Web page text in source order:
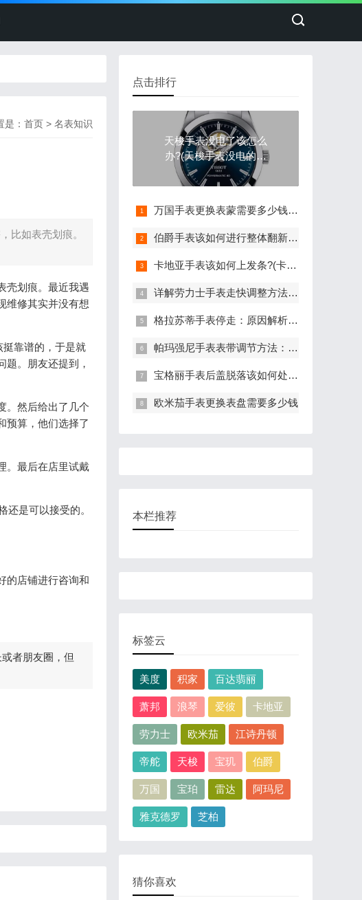
： 首页 > 名表知识
比如表壳划痕。
壳划痕。最近我遇
维修其实并没有想
挺靠谱的，于是就
。朋友还提到，
。然后给出了几个
预算，他们选择了
。最后在店里试戴
是可以接受的。
的店铺进行咨询和
者朋友圈，但
点击排行
天梭手表没电了该怎么
办?(天梭手表没电的处
理方法)
万国手表更换表蒙需要多少钱(详细解析万国手表更换表蒙的费用)
伯爵手表该如何进行整体翻新?(伯爵手表的整体翻新艺术与流程)
卡地亚手表该如何上发条?(卡地亚手表上发条的与技巧分享)
详解劳力士手表走快调整方法：轻松校准时间
格拉苏蒂手表停走：原因解析与有效解决策略
帕玛强尼手表表带调节方法：轻松调整长度，适配手腕
宝格丽手表后盖脱落该如何处理?(表盖脱落的处理方法)
欧米茄手表更换表盘需要多少钱
本栏推荐
标签云
美度 积家 百达翡丽
萧邦 浪琴 爱彼 卡地亚
劳力士 欧米茄 江诗丹顿
帝舵 天梭 宝玑 伯爵
万国 宝珀 雷达 阿玛尼
雅克德罗 芝柏
猜你喜欢